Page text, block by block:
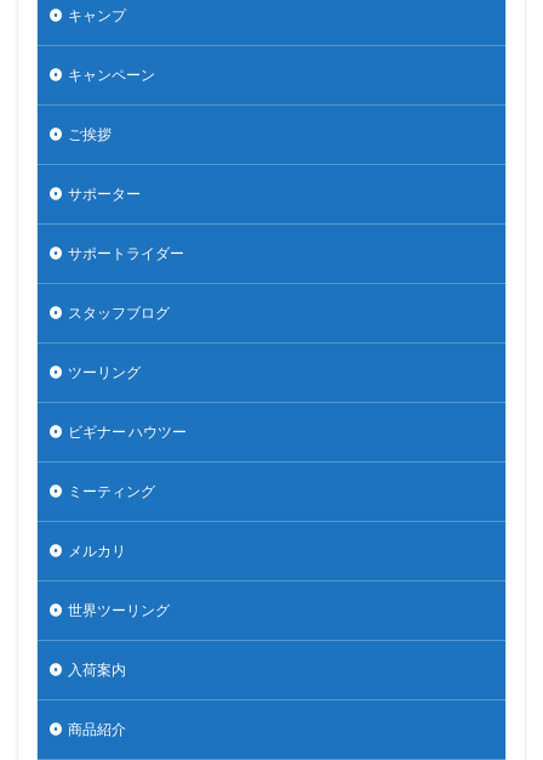
キャンプ
キャンペーン
ご挨拶
サポーター
サポートライダー
スタッフブログ
ツーリング
ビギナー ハウツー
ミーティング
メルカリ
世界ツーリング
入荷案内
商品紹介